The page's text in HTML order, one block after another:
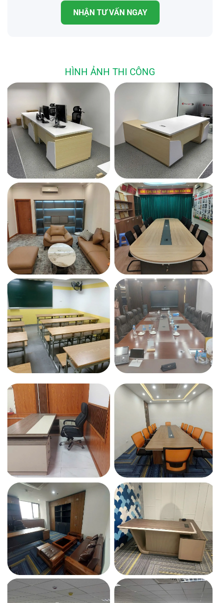
NHẬN TƯ VẤN NGAY
HÌNH ẢNH THI CÔNG